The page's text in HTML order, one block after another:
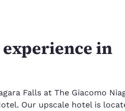
in
Falls at The Giacomo
Our upscale hotel is